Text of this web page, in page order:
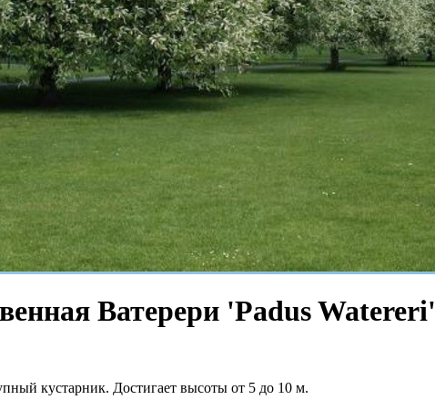
Ватерери 'Padus Watereri'
кустарник. Достигает высоты от 5 до 10 м.